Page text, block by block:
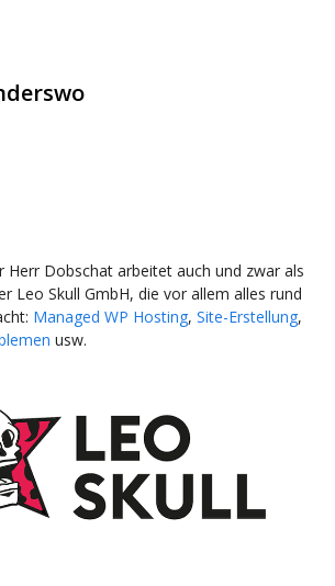
Herr Dobschat arbeitet auch und zwar als
Leo Skull GmbH, die vor allem alles rund
Managed WP Hosting, Site-Erstellung,
usw.